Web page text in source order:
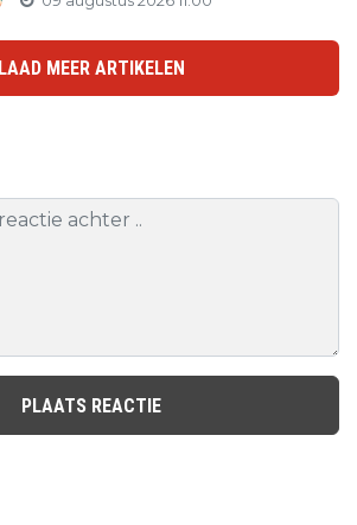
LAAD MEER ARTIKELEN
PLAATS REACTIE